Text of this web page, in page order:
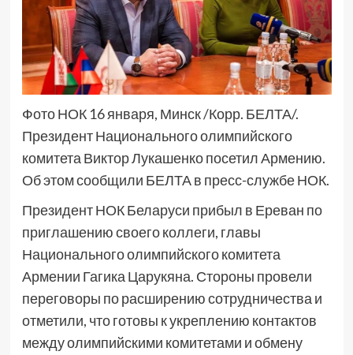
Фото НОК 16 января, Минск /Корр. БЕЛТА/.
Президент Национального олимпийского
комитета Виктор Лукашенко посетил Армению.
Об этом сообщили БЕЛТА в пресс-службе НОК.
Президент НОК Беларуси прибыл в Ереван по
приглашению своего коллеги, главы
Национального олимпийского комитета
Армении Гагика Царукяна. Стороны провели
переговоры по расширению сотрудничества и
отметили, что готовы к укреплению контактов
между олимпийскими комитетами и обмену